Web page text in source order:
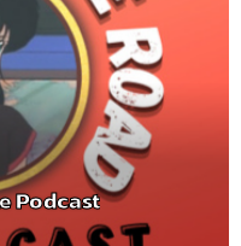
Podcast